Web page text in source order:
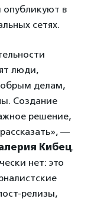
опубликуют в
сетях.
люди,
делам,
Создание
решение,
—
Кибец.
нет: это
релизы,